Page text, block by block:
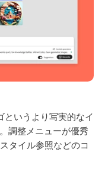
いうより写実的なイ
調整メニューが優秀
タイル参照などのコ